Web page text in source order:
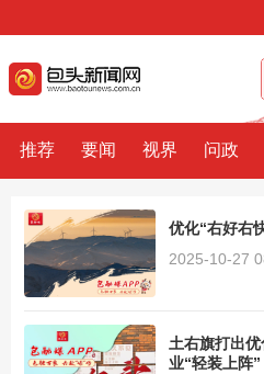
推荐 要闻 视界 问政
2025-10-27
土右旗打出
业“轻装上阵”